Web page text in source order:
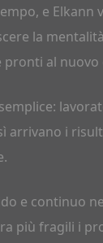
e Elkann
la
pronti al nuovo
arrivano i
e continuo
più fragili i